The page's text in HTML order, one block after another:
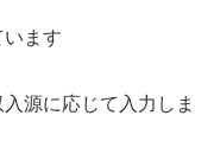
います
源に応じて入力しま